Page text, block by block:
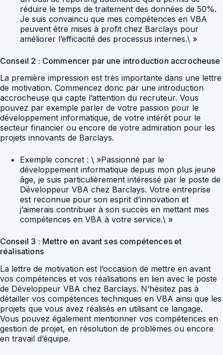
réduire le temps de traitement des données de 50%.
Je suis convaincu que mes compétences en VBA
peuvent être mises à profit chez Barclays pour
améliorer l’efficacité des processus internes.\ »
Conseil 2 : Commencer par une introduction accrocheuse
La première impression est très importante dans une lettre
de motivation. Commencez donc par une introduction
accrocheuse qui capte l’attention du recruteur. Vous
pouvez par exemple parler de votre passion pour le
développement informatique, de votre intérêt pour le
secteur financier ou encore de votre admiration pour les
projets innovants de Barclays.
Exemple concret : \ »Passionné par le
développement informatique depuis mon plus jeune
âge, je suis particulièrement intéressé par le poste de
Développeur VBA chez Barclays. Votre entreprise
est reconnue pour son esprit d’innovation et
j’aimerais contribuer à son succès en mettant mes
compétences en VBA à votre service.\ »
Conseil 3 : Mettre en avant ses compétences et
réalisations
La lettre de motivation est l’occasion de mettre en avant
vos compétences et vos réalisations en lien avec le poste
de Développeur VBA chez Barclays. N’hésitez pas à
détailler vos compétences techniques en VBA ainsi que les
projets que vous avez réalisés en utilisant ce langage.
Vous pouvez également mentionner vos compétences en
gestion de projet, en résolution de problèmes ou encore
en travail d’équipe.